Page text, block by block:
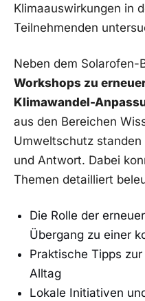
Klimaauswirkungen in
Teilnehmenden
Neben dem ⁤Solarofen-
Workshops zu‍
Klimawandel-
aus den Bereichen
Umweltschutz standen
und ⁤Antwort. Dabei‌
Themen detailliert
Die ⁤Rolle der
Übergang‍ zu einer
Praktische Tipps
Alltag
Lokale Initiativen⁤